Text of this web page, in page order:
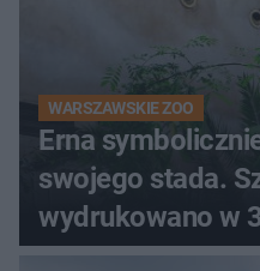
WARSZAWSKIE ZOO
Erna
swojego stada.
wydrukowano w